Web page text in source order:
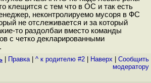
клещится с тем что в ОС и так есть
неконтролируемо мусоря в ФС
не отслеживается и за который
то раздолбаи вместо команды
с четко декларированными
Правка| ^ к родителю #2 Наверх
Cообщить
модератору